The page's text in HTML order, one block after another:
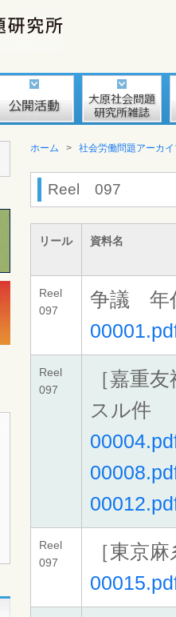
ホーム > 社会労働問題アーカ
Reel 097
リール 資料名
Reel
097
争議 年
Reel
097
［嘉重
スル件
Reel
097
［東京